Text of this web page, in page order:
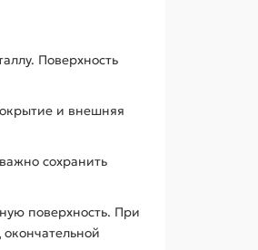
Поверхность
и внешняя
сохранить
поверхность. При